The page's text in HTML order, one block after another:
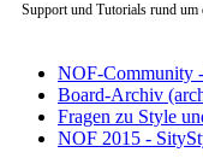
Support und Tutorials rund um
NOF-Community
Board-Archiv
Fragen zu Style
NOF 2015 -